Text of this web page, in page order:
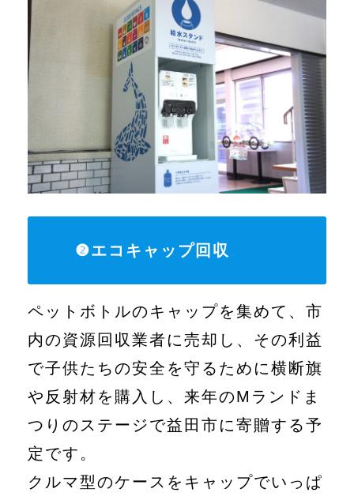
❷エコキャップ回収
ペットボトルのキャップを集めて、市
内の資源回収業者に売却し、その利益
で子供たちの安全を守るために横断旗
や反射材を購入し、来年のMランドま
つりのステージで益田市に寄贈する予
定です。
クルマ型のケースをキャップでいっぱ